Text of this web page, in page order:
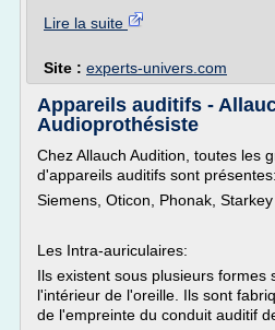
Lire la suite
Site : experts-univers.com
Appareils auditifs -
Audioprothésiste
Chez Allauch Audition, toutes les
d'appareils auditifs sont présentes:
Siemens, Oticon, Phonak,
Les Intra-auriculaires:
Ils existent sous plusieurs formes
l'intérieur de l'oreille. Ils sont
de l'empreinte du conduit auditif